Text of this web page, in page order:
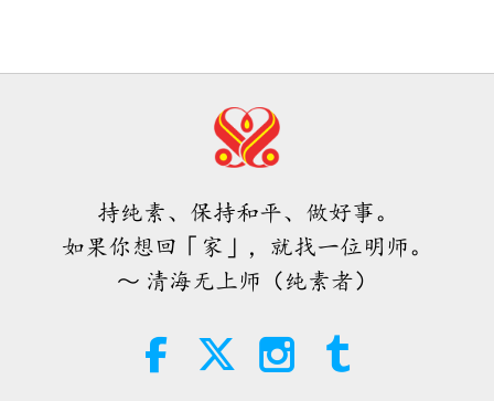
灵性体验（第十三集）—有关唐
纳‧川普总统的启示
2024-07-20 12943
5:30
灵性体验（第十四集）—见证主
耶稣基督的诞生
2025-12-26
3:40
4:58
世界各地纯素趋势新闻，二○二六年
2026-08-08 250
38:08
持纯素、保持和平、做好事。
如果你想回「家」，就找一位明师。
～ 清海无上师（纯素者）